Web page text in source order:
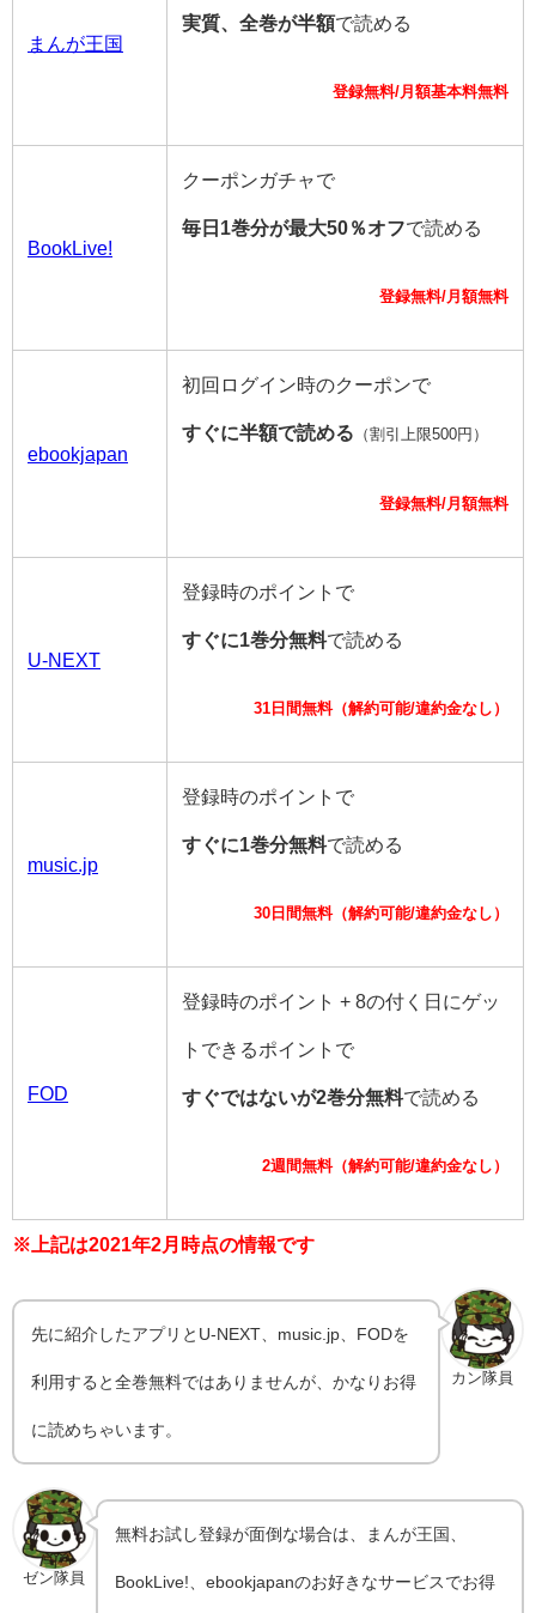
まんが王国
実質、全巻が半額で読める
登録無料/月額基本料無料
BookLive!
クーポンガチャで
毎日1巻分が最大50％オフで読める
登録無料/月額無料
ebookjapan
初回ログイン時のクーポンで
すぐに半額で読める （割引上限500円）
登録無料/月額無料
U-NEXT
登録時のポイントで
すぐに1巻分無料で読める
31日間無料（解約可能/違約金なし）
music.jp
登録時のポイントで
すぐに1巻分無料で読める
30日間無料（解約可能/違約金なし）
FOD
登録時のポイント + 8の付く日にゲッ
トできるポイントで
すぐではないが2巻分無料で読める
2週間無料（解約可能/違約金なし）
※上記は2021年2月時点の情報です
カン隊員
先に紹介したアプリとU-NEXT、music.jp、FODを
利用すると全巻無料ではありませんが、かなりお得
に読めちゃいます。
ゼン隊員
無料お試し登録が面倒な場合は、まんが王国、
BookLive!、ebookjapanのお好きなサービスでお得